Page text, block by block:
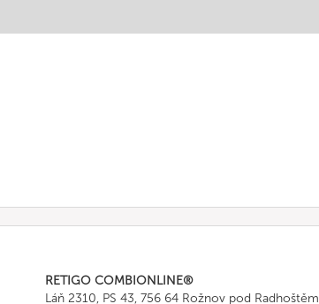
RETIGO COMBIONLINE®
Láň 2310, PS 43, 756 64 Rožnov pod Radhoštěm